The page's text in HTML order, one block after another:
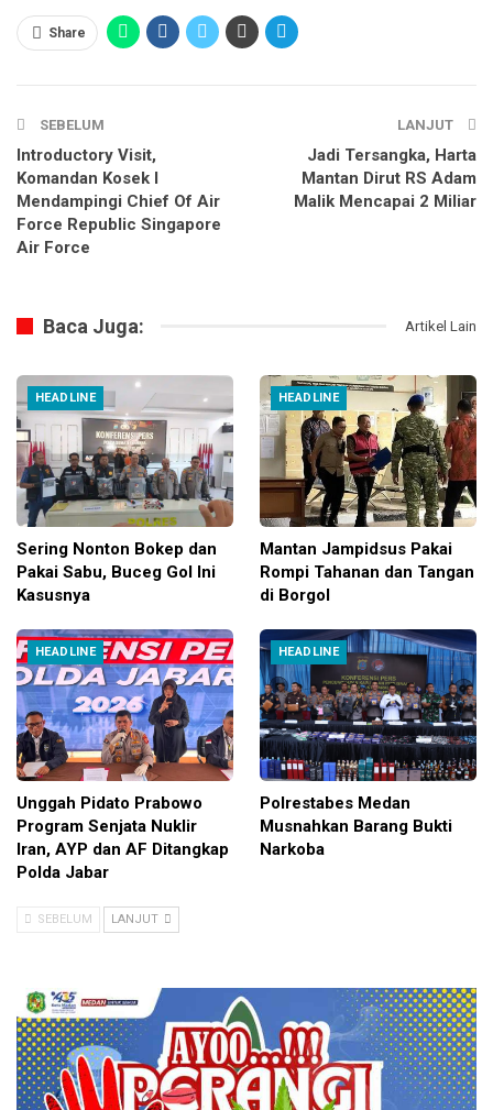
Share
SEBELUM
Introductory Visit,
Komandan Kosek I
Mendampingi Chief Of Air
Force Republic Singapore
Air Force
LANJUT
Jadi Tersangka, Harta
Mantan Dirut RS Adam
Malik Mencapai 2 Miliar
Baca Juga: Artikel Lain
HEADLINE
Sering Nonton Bokep dan
Pakai Sabu, Buceg Gol Ini
Kasusnya
HEADLINE
Mantan Jampidsus Pakai
Rompi Tahanan dan Tangan
di Borgol
HEADLINE
Unggah Pidato Prabowo
Program Senjata Nuklir
Iran, AYP dan AF Ditangkap
Polda Jabar
HEADLINE
Polrestabes Medan
Musnahkan Barang Bukti
Narkoba
SEBELUM LANJUT